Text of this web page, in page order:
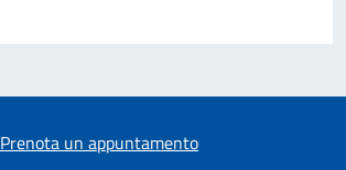
Prenota un appuntamento